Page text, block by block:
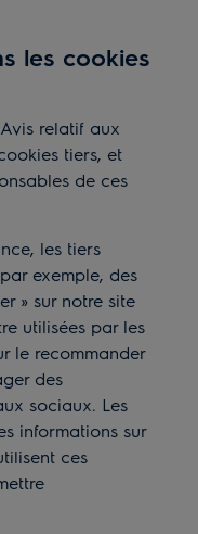
les cookies
relatif aux
tiers, et
de ces
les tiers
exemple, des
» sur notre site
utilisées par les
le recommander
des
sociaux. Les
informations sur
ces